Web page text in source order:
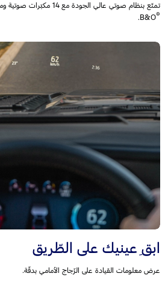
تمتّع بنظام صوتي عالي
B&O®
ابقِ عينيك على الطّريق
عرض معلومات القيادة على الزّجاج الأمامي بدقّة.